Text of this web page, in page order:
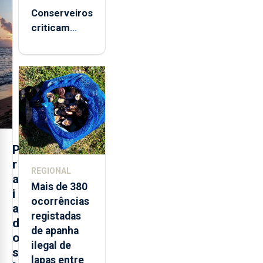
P
r
a
i
a
d
o
s
Conserveiros
criticam
brancas com
selo Marca
Açores
REGIONAL
Mais de 380
ocorrências
registadas
de apanha
ilegal de
lapas entre